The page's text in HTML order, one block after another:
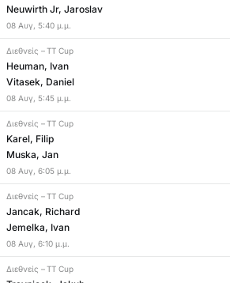
Neuwirth Jr, Jaroslav
08 Αυγ, 5:40 μ.μ.
Διεθνείς – TT Cup
Heuman, Ivan
Vitasek, Daniel
08 Αυγ, 5:45 μ.μ.
Διεθνείς – TT Cup
Karel, Filip
Muska, Jan
08 Αυγ, 6:05 μ.μ.
Διεθνείς – TT Cup
Jancak, Richard
Jemelka, Ivan
08 Αυγ, 6:10 μ.μ.
Διεθνείς – TT Cup